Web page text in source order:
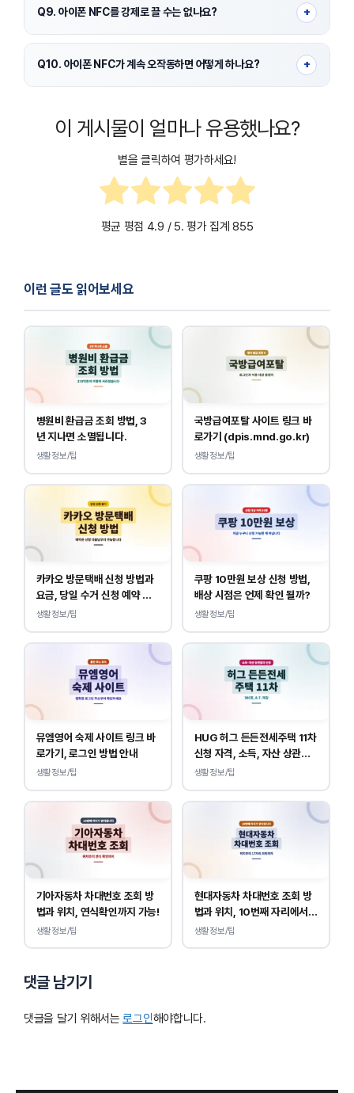
가능합니다.
Q9. 아이폰 NFC를 강제로 끌 수는 없나요? +
불가능합니다. 아이폰은 보안상 NFC를 항상 활성화 상태로
유지합니다.
Q10. 아이폰 NFC가 계속 오작동하면 어떻게 하나요? +
이 게시물이 얼마나 유용했나요?
별을 클릭하여 평가하세요!
평균 평점 4.9 / 5. 평가 집계855
이런 글도 읽어보세요
병원비 환급금 조회 방법, 3
년 지나면 소멸됩니다.
생활정보/팁
국방급여포탈 사이트 링크 바
로가기 (dpis.mnd.go.kr)
생활정보/팁
카카오 방문택배 신청 방법과
요금, 당일 수거 신청 예약 안
내
생활정보/팁
쿠팡 10만원 보상 신청 방법,
배상 시점은 언제 확인 될까?
생활정보/팁
뮤엠영어 숙제 사이트 링크 바
로가기, 로그인 방법 안내
생활정보/팁
HUG 허그 든든전세주택 11차
신청 자격, 소득, 자산 상관없
이 가능합니다.
생활정보/팁
기아자동차 차대번호 조회 방
법과 위치, 연식확인까지 가능!
생활정보/팁
현대자동차 차대번호 조회 방
법과 위치, 10번째 자리에서
연식 확인!
생활정보/팁
댓글 남기기
댓글을 달기 위해서는로그인해야합니다.